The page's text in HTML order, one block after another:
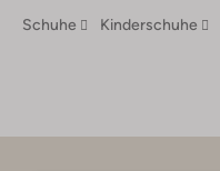
Schuhe Kinderschuhe